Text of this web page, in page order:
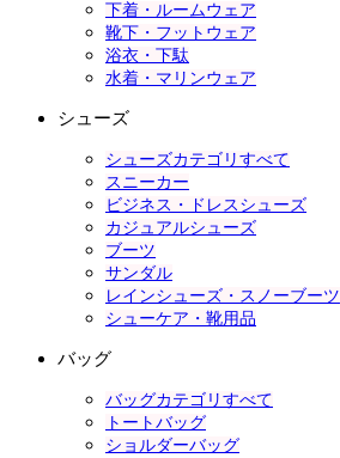
下着・ルームウェア
靴下・フットウェア
浴衣・下駄
水着・マリンウェア
シューズ
シューズカテゴリすべて
スニーカー
ビジネス・ドレスシューズ
カジュアルシューズ
ブーツ
サンダル
レインシューズ・スノーブーツ
シューケア・靴用品
バッグ
バッグカテゴリすべて
トートバッグ
ショルダーバッグ